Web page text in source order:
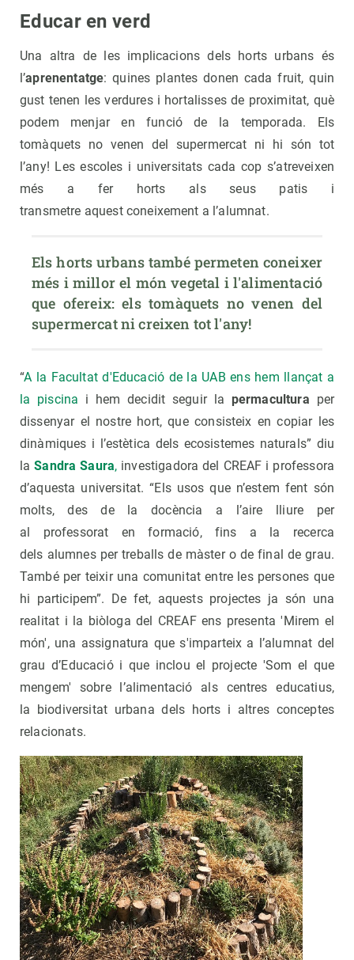
Educar en verd
Una altra de les implicacions dels horts urbans és
l’aprenentatge: quines plantes donen cada fruit, quin
gust tenen les verdures i hortalisses de proximitat, què
podem menjar en funció de la temporada. Els
tomàquets no venen del supermercat ni hi són tot
l’any! Les escoles i universitats cada cop s’atreveixen
més a fer horts als seus patis i
transmetre aquest coneixement a l’alumnat.
Els horts urbans també permeten coneixer
més i millor el món vegetal i l'alimentació
que ofereix: els tomàquets no venen del
supermercat ni creixen tot l'any!
“A la Facultat d'Educació de la UAB ens hem llançat a
la piscina i hem decidit seguir la permacultura per
dissenyar el nostre hort, que consisteix en copiar les
dinàmiques i l’estètica dels ecosistemes naturals” diu
laSandra Saura, investigadora del CREAF i professora
d’aquesta universitat. “Els usos que n’estem fent són
molts, des de la docència a l’aire lliure per
al professorat en formació, fins a la recerca
dels alumnes per treballs de màster o de final de grau.
També per teixir una comunitat entre les persones que
hi participem”. De fet, aquests projectes ja són una
realitat i la biòloga del CREAF ens presenta 'Mirem el
món', una assignatura que s'imparteix a l’alumnat del
grau d’Educació i que inclou el projecte 'Som el que
mengem' sobre l’alimentació als centres educatius,
la biodiversitat urbana dels horts i altres conceptes
relacionats.